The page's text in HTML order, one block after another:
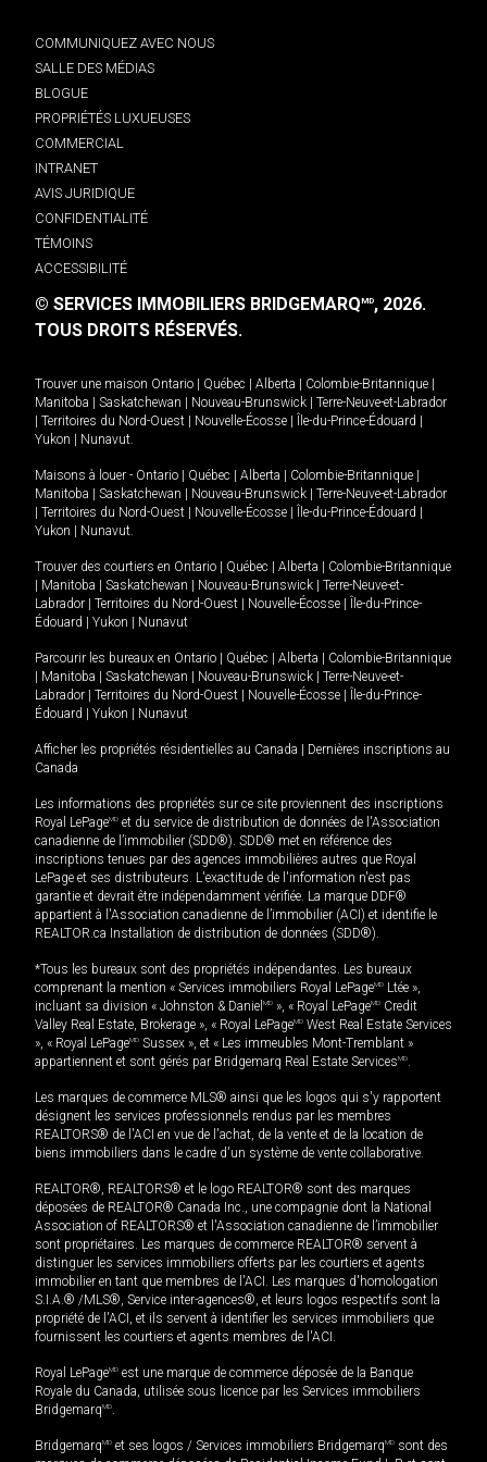
COMMUNIQUEZ AVEC NOUS
SALLE DES MÉDIAS
BLOGUE
PROPRIÉTÉS LUXUEUSES
COMMERCIAL
INTRANET
AVIS JURIDIQUE
CONFIDENTIALITÉ
TÉMOINS
ACCESSIBILITÉ
© SERVICES IMMOBILIERS BRIDGEMARQMD, 2026.
TOUS DROITS RÉSERVÉS.
Trouver une maison Ontario Québec Alberta Colombie-Britannique
Manitoba
Saskatchewan Nouveau-Brunswick
Terre-Neuve-et-Labrador
Territoires du Nord-Ouest Nouvelle-Écosse Île-du-Prince-Édouard
Yukon
Nunavut.
Maisons à louer - Ontario Québec Alberta Colombie-Britannique
Manitoba
Saskatchewan Nouveau-Brunswick
Terre-Neuve-et-Labrador
Territoires du Nord-Ouest Nouvelle-Écosse Île-du-Prince-Édouard
Yukon
Nunavut.
Trouver des courtiers en Ontario Québec Alberta
Colombie-Britannique
Manitoba Saskatchewan Nouveau-Brunswick
Terre-Neuve-et-
Labrador
Territoires du Nord-Ouest Nouvelle-Écosse
Île-du-Prince-
Édouard
Yukon Nunavut
Parcourir les bureaux en Ontario Québec Alberta
Colombie-Britannique
Manitoba Saskatchewan Nouveau-Brunswick
Terre-Neuve-et-
Labrador
Territoires du Nord-Ouest Nouvelle-Écosse
Île-du-Prince-
Édouard
Yukon Nunavut
Afficher les propriétés résidentielles au Canada
Dernières inscriptions au
Canada
Les informations des propriétés sur ce site proviennent des inscriptions
Royal LePageMD et du service de distribution de données de l'Association
canadienne de l’immobilier (SDD®). SDD® met en référence des
inscriptions tenues par des agences immobilières autres que Royal
LePage et ses distributeurs. L'exactitude de l'information n'est pas
garantie et devrait être indépendamment vérifiée. La marque DDF®
appartient à l'Association canadienne de l’immobilier (ACI) et identifie le
REALTOR.ca Installation de distribution de données (SDD®).
*Tous les bureaux sont des propriétés indépendantes. Les bureaux
comprenant la mention « Services immobiliers Royal LePageMD Ltée »,
incluant sa division « Johnston & Daniel MD », « Royal LePageMD Credit
Valley Real Estate, Brokerage », « Royal LePageMD West Real Estate Services
», « Royal LePageMD Sussex », et « Les immeubles Mont-Tremblant »
appartiennent et sont gérés par Bridgemarq Real Estate ServicesMD.
Les marques de commerce MLS® ainsi que les logos qui s'y rapportent
désignent les services professionnels rendus par les membres
REALTORS® de l'ACI en vue de l'achat, de la vente et de la location de
biens immobiliers dans le cadre d'un système de vente collaborative.
REALTOR®, REALTORS® et le logo REALTOR® sont des marques
déposées de REALTOR® Canada Inc., une compagnie dont la National
Association of REALTORS® et l'Association canadienne de l’immobilier
sont propriétaires. Les marques de commerce REALTOR® servent à
distinguer les services immobiliers offerts par les courtiers et agents
immobilier en tant que membres de l'ACI. Les marques d'homologation
S.I.A.® /MLS®, Service inter-agences®, et leurs logos respectifs sont la
propriété de l'ACI, et ils servent à identifier les services immobiliers que
fournissent les courtiers et agents membres de l'ACI.
Royal LePageMD est une marque de commerce déposée de la Banque
Royale du Canada, utilisée sous licence par les Services immobiliers
BridgemarqMD.
BridgemarqMD et ses logos / Services immobiliers BridgemarqMD sont des